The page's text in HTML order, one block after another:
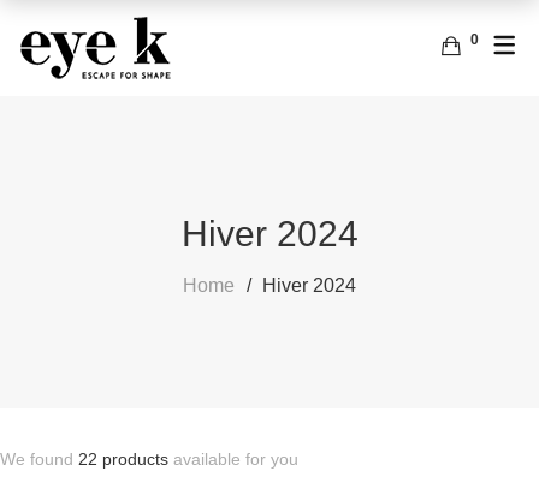
0
Hiver 2024
Home Hiver 2024
We found 22 products available for you